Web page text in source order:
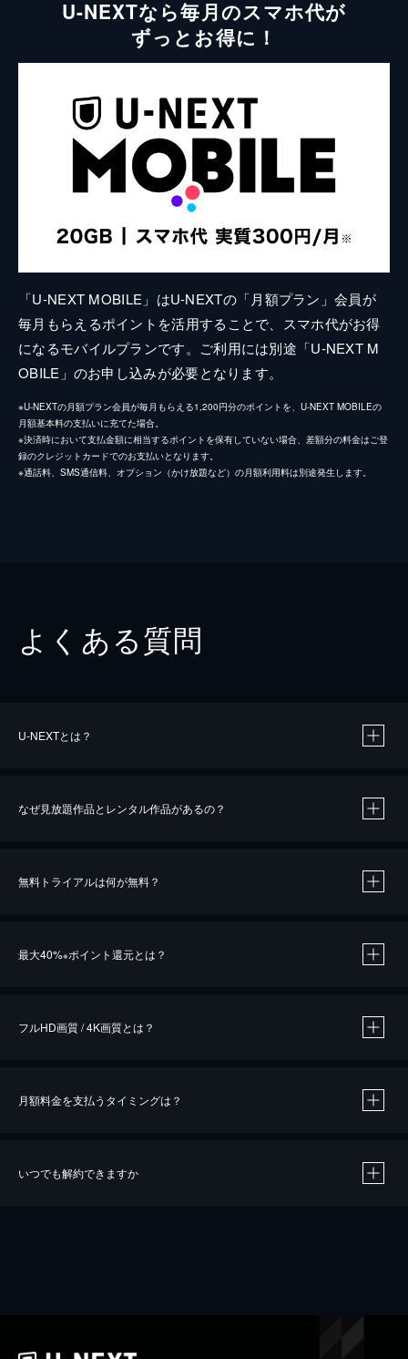
U-NEXTなら毎月のスマホ代が
ずっとお得に！
「U-NEXT MOBILE」はU-NEXTの「月額プラン」会員が
毎月もらえるポイントを活用することで、スマホ代がお得
になるモバイルプランです。ご利用には別途「U-NEXT M
OBILE」のお申し込みが必要となります。
※U-NEXTの月額プラン会員が毎月もらえる1,200円分のポイントを、U-NEXT MOBILEの
月額基本料の支払いに充てた場合。
※決済時において支払金額に相当するポイントを保有していない場合、差額分の料金はご登
録のクレジットカードでのお支払いとなります。
※通話料、SMS通信料、オプション（かけ放題など）の月額利用料は別途発生します。
よくある質問
U-NEXTとは？
なぜ見放題作品とレンタル作品があるの？
無料トライアルは何が無料？
最大40%※ポイント還元とは？
※40％ポイント還元の対象は、クレジットカード決済による作品の購入 / レンタルです。
iOSアプリのUコイン決済による作品の購入 / レンタルは、20％のポイント還元です。
フルHD画質 / 4K画質とは？
月額料金を支払うタイミングは？
いつでも解約できますか